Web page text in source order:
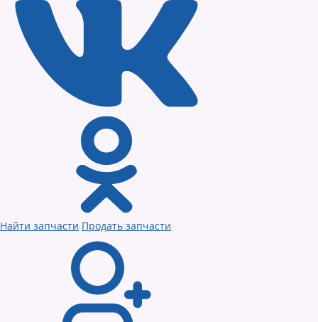
Найти запчасти Продать запчасти